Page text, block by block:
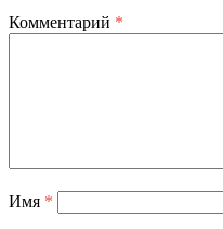
Комментарий *
Имя *